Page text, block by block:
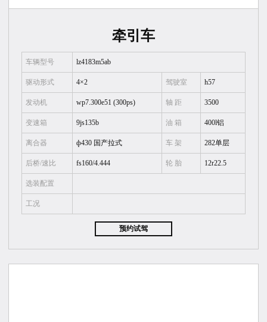
牵引车
车辆型号 lz4183m5ab
驱动形式 4×2 驾驶室 h57
发动机 wp7.300e51 (300ps) 轴 距 3500
变速箱 9js135b 油 箱 400l铝
离合器 ф430 国产拉式 车 架 282单层
后桥/速比 fs160/4.444 轮 胎 12r22.5
选装配置
工况
预约试驾